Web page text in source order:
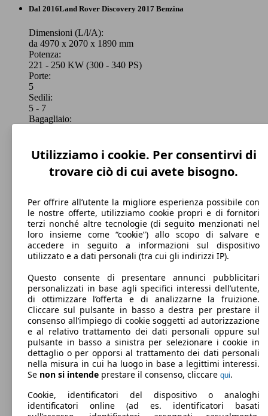
SUV/Fuoristrada/Pick-up
Benzina
Model Version
Discovery 2.0 i4 HSE awd 300cv 7p.ti auto
221 KW
(300 PS)
Ø
l/
Discovery 2.0 i4 R-Dynamic HSE awd 300cv
7p.ti auto
221 KW
(300 PS)
Ø
l/
5p.ti auto
(300 PS) l/
Dal 2016Land Rover Discovery 2017 Benzina
Dimensioni (L/l/A):
da 4970 x 2070 x 1890 mm
Potenza:
221 - 250 KW (300 - 340 PS)
Porte:
5
Sedili:
5 - 7
Bagagliaio:
0 - 3500 kg
Mostra versioni
Utilizziamo i cookie. Per consentirvi di
trovare ciò di cui avete bisogno.
Per offrire all’utente la migliore esperienza possibile con
le nostre offerte, utilizziamo cookie propri e di fornitori
terzi nonché altre tecnologie (di seguito menzionati nel
loro insieme come “cookie”) allo scopo di salvare e
accedere in seguito a informazioni sul dispositivo
utilizzato e a dati personali (tra cui gli indirizzi IP).
Questo consente di presentare annunci pubblicitari
personalizzati in base agli specifici interessi dell’utente,
di ottimizzare l’offerta e di analizzarne la fruizione.
Cliccare sul pulsante in basso a destra per prestare il
consenso all’impiego di cookie soggetti ad autorizzazione
e al relativo trattamento dei dati personali oppure sul
pulsante in basso a sinistra per selezionare i cookie in
dettaglio o per opporsi al trattamento dei dati personali
nella misura in cui ha luogo in base a legittimi interessi.
Se non si intende prestare il consenso, cliccare qui.
Cookie, identificatori del dispositivo o analoghi
identificatori online (ad es. identificatori basati